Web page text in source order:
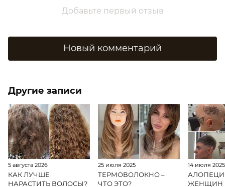
Добавьте первый отзыв
Новый комментарий
Другие записи
5 августа 2026
КАК ЛУЧШЕ
НАРАСТИТЬ ВОЛОСЫ?
25 июля 2025
ТЕРМОВОЛОКНО –
ЧТО ЭТО?
14 июля 2025
ЖЕНЩИН